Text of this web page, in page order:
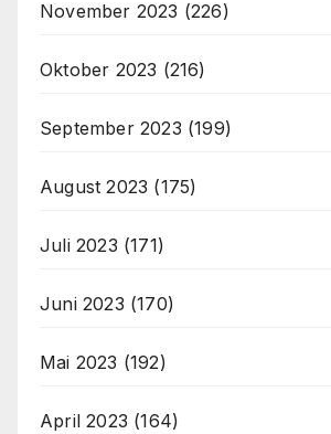
November 2023 (226)
Oktober 2023 (216)
September 2023 (199)
August 2023 (175)
Juli 2023 (171)
Juni 2023 (170)
Mai 2023 (192)
April 2023 (164)